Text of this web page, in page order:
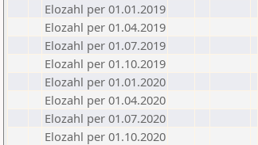
Elozahl per 01.01.2019
Elozahl per 01.04.2019
Elozahl per 01.07.2019
Elozahl per 01.10.2019
Elozahl per 01.01.2020
Elozahl per 01.04.2020
Elozahl per 01.07.2020
Elozahl per 01.10.2020